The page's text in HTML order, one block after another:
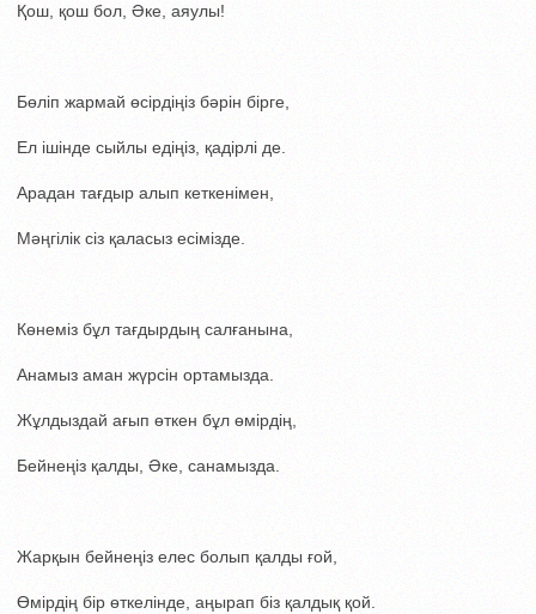
Қош, қош бол, Әке, аяулы!
Бөліп жармай өсірдіңіз бәрін бірге,
Ел ішінде сыйлы едіңіз, қадірлі де.
Арадан тағдыр алып кеткенімен,
Мәңгілік сіз қаласыз есімізде.
Көнеміз бұл тағдырдың салғанына,
Анамыз аман жүрсін ортамызда.
Жұлдыздай ағып өткен бұл өмірдің,
Бейнеңіз қалды, Әке, санамызда.
Жарқын бейнеңіз елес болып қалды ғой,
Өмірдің бір өткелінде, аңырап біз қалдық қой.